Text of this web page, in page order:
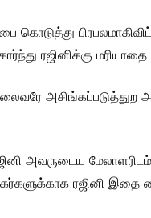
கொடுத்து
ரஜினிக்கு மரியாதை
அசிங்கப்படுத்துற
அவருடைய
ரஜினி இதை